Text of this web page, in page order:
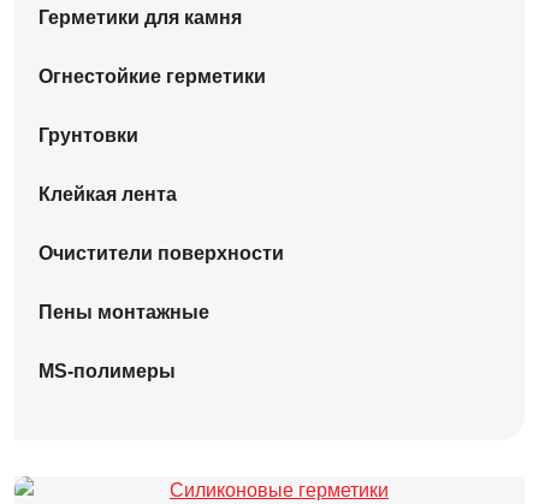
Герметики для камня
Огнестойкие герметики
Грунтовки
Клейкая лента
Очистители поверхности
Пены монтажные
MS-полимеры